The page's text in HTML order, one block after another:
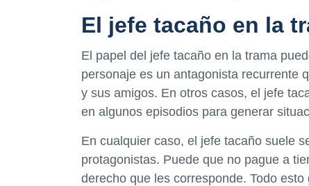
El jefe tacaño en la
El papel del jefe tacaño en la trama
personaje es un antagonista recurrente
y sus amigos. En otros casos, el jefe
en algunos episodios para generar
En cualquier caso, el jefe tacaño suele
protagonistas. Puede que no pague a
derecho que les corresponde. Todo